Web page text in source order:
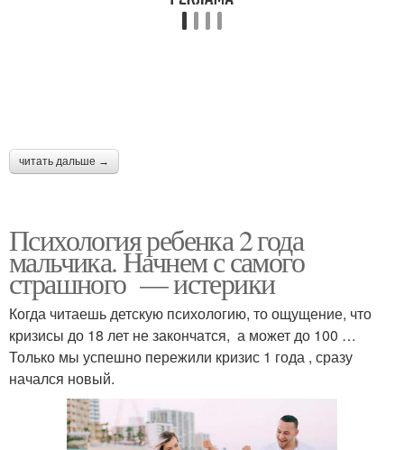
читать дальше →
Психология ребенка 2 года
мальчика. Начнем с самого
страшного — истерики
Когда читаешь детскую психологию, то ощущение, что
кризисы до 18 лет не закончатся, а может до 100 …
Только мы успешно пережили кризис 1 года , сразу
начался новый.